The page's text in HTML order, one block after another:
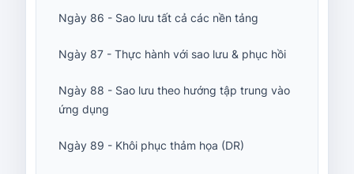
Ngày 86 - Sao lưu tất cả các nền tảng
Ngày 87 - Thực hành với sao lưu & phục hồi
Ngày 88 - Sao lưu theo hướng tập trung vào
ứng dụng
Ngày 89 - Khôi phục thảm họa (DR)